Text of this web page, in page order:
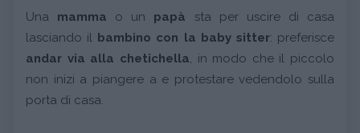
Una mamma o un papà sta per uscire di casa
lasciando il bambino con la baby sitter: preferisce
andar via alla chetichella, in modo che il piccolo
non inizi a piangere a e protestare vedendolo sulla
porta di casa.